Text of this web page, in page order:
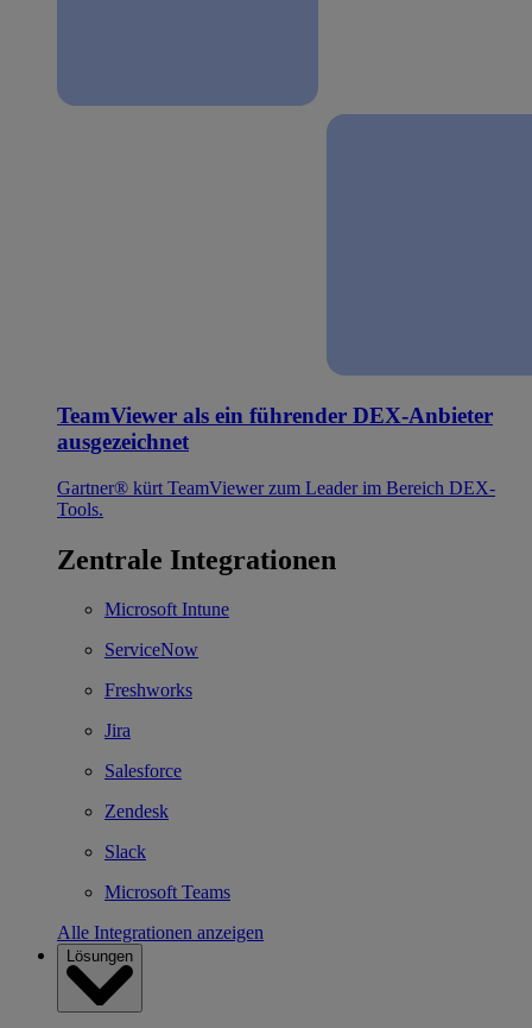
TeamViewer als ein führender DEX-Anbieter
ausgezeichnet
Gartner® kürt TeamViewer zum Leader im Bereich DEX-
Tools.
Zentrale Integrationen
Microsoft Intune
ServiceNow
Freshworks
Jira
Salesforce
Zendesk
Slack
Microsoft Teams
Alle Integrationen anzeigen
Lösungen